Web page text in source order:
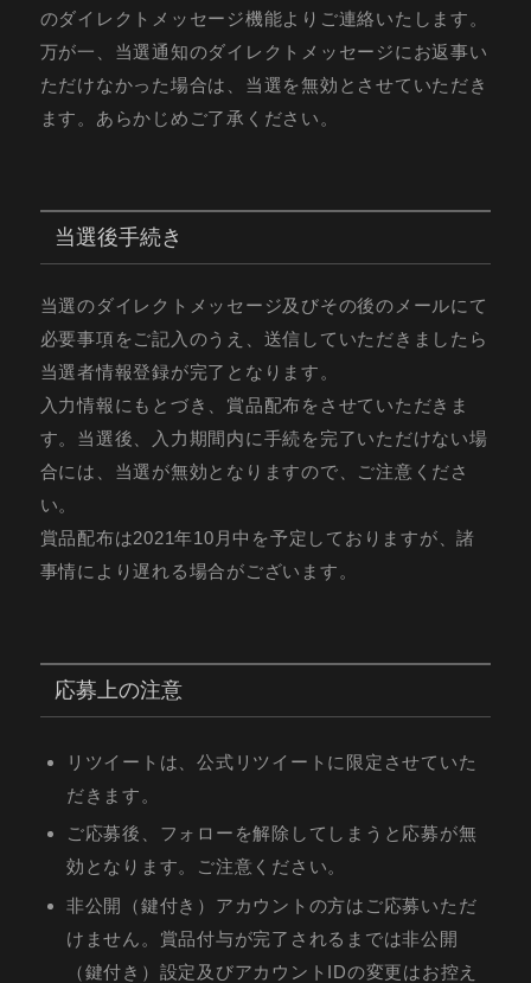
のダイレクトメッセージ機能よりご連絡いたします。
万が一、当選通知のダイレクトメッセージにお返事い
ただけなかった場合は、当選を無効とさせていただき
ます。あらかじめご了承ください。
当選後手続き
当選のダイレクトメッセージ及びその後のメールにて
必要事項をご記入のうえ、送信していただきましたら
当選者情報登録が完了となります。
入力情報にもとづき、賞品配布をさせていただきま
す。当選後、入力期間内に手続を完了いただけない場
合には、当選が無効となりますので、ご注意くださ
い。
賞品配布は2021年10月中を予定しておりますが、諸
事情により遅れる場合がございます。
応募上の注意
リツイートは、公式リツイートに限定させていた
だきます。
ご応募後、フォローを解除してしまうと応募が無
効となります。ご注意ください。
非公開（鍵付き）アカウントの方はご応募いただ
けません。賞品付与が完了されるまでは非公開
（鍵付き）設定及びアカウントIDの変更はお控え